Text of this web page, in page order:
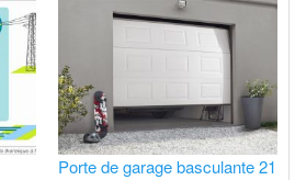
Porte de garage basculante 21